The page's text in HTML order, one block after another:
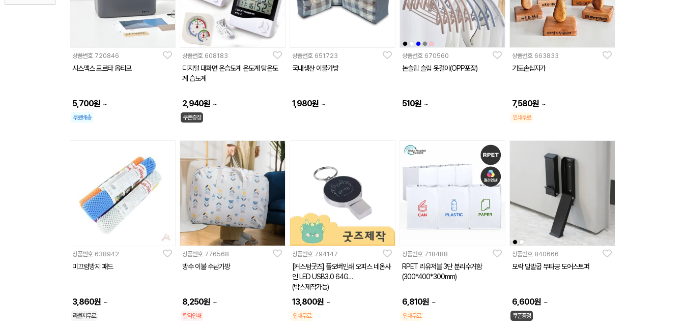
상품번호 720846
시스맥스 포르타 옵티모
5,700원 ~
무료배송
상품번호 608183
디지털 대화면 온습도계 온도계 탕온도
계 습도계
2,940원 ~
쿠폰증정
상품번호 651723
국내생산 이불가방
1,980원 ~
상품번호 670560
논슬립 슬림 옷걸이(OPP포장)
510원 ~
상품번호 663833
기도손십자가
7,580원 ~
인쇄무료
상품번호 638942
미끄럼방지 패드
3,860원 ~
라벨지무료
상품번호 776568
방수 이불 수납가방
8,250원 ~
칼라인쇄
상품번호 794147
[커스텀굿즈] 풀오버인쇄 오피스 네온사
인 LED USB3.0 64G
(박스제작가능)
13,800원 ~
인쇄무료
상품번호 718488
RPET 리유저블 3단 분리수거함
(300*400*300mm)
6,810원 ~
인쇄무료
상품번호 840666
모락 말발굽 무타공 도어스토퍼
6,600원 ~
쿠폰증정